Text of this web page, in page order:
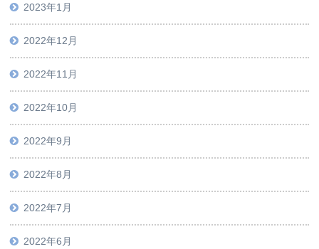
2023年1月
2022年12月
2022年11月
2022年10月
2022年9月
2022年8月
2022年7月
2022年6月